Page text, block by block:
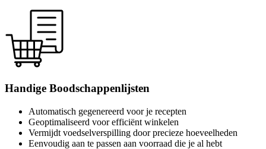
Handige Boodschappenlijsten
Automatisch gegenereerd voor je recepten
Geoptimaliseerd voor efficiënt winkelen
Vermijdt voedselverspilling door precieze hoeveelheden
Eenvoudig aan te passen aan voorraad die je al hebt